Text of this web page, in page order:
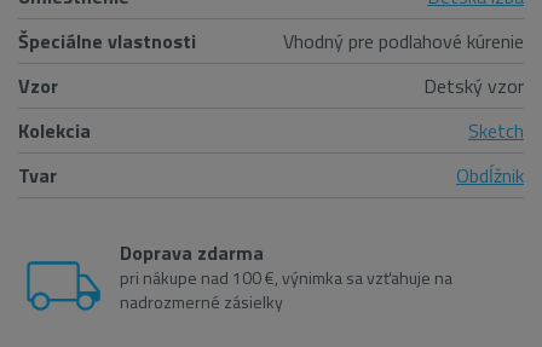
Špeciálne vlastnosti
Vhodný pre podlahové kúrenie
Vzor
Detský vzor
Kolekcia
Sketch
Tvar
Obdĺžnik
Doprava zdarma
pri nákupe nad 100 €, výnimka sa vzťahuje na
nadrozmerné zásielky